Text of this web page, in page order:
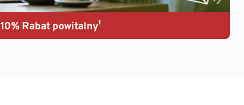
10% Rabat powitalny¹